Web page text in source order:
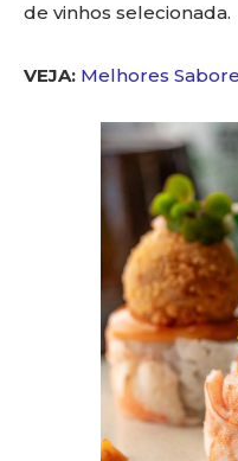
de vinhos selecionada.
VEJA: Melhores